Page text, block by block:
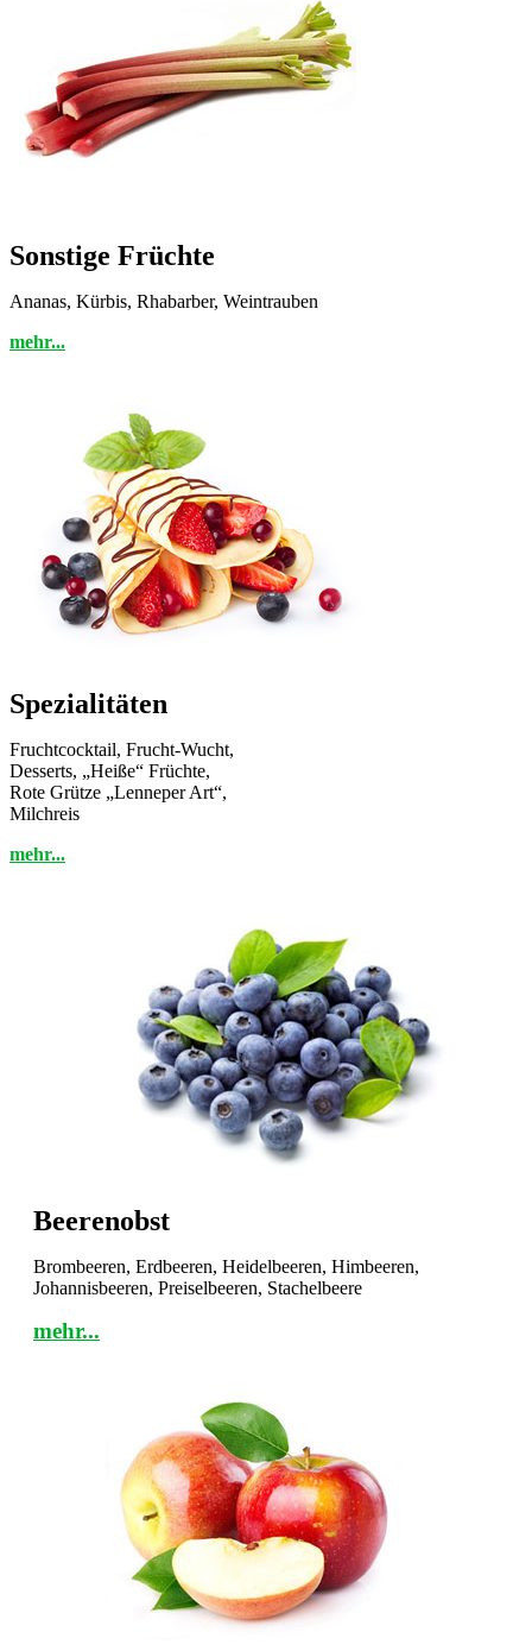
Sonstige Früchte
Ananas, Kürbis, Rhabarber, Weintrauben
mehr...
Spezialitäten
Fruchtcocktail, Frucht-Wucht,
Desserts, „Heiße“ Früchte,
Rote Grütze „Lenneper Art“,
Milchreis
mehr...
Beerenobst
Brombeeren, Erdbeeren, Heidelbeeren, Himbeeren,
Johannisbeeren, Preiselbeeren, Stachelbeere
mehr...